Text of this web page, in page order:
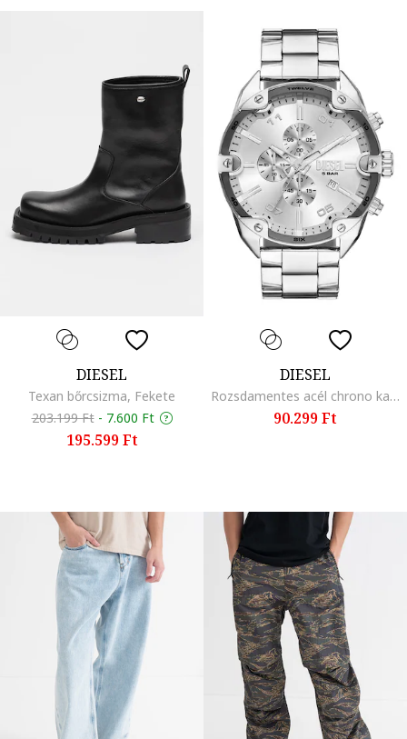
DIESEL
Texan bőrcsizma, Fekete
203.199 Ft - 7.600 Ft
195.599 Ft
DIESEL
Rozsdamentes acél chrono karóra, Ezüstszín
90.299 Ft